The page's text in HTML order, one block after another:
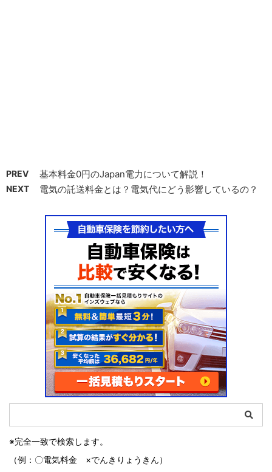
PREV 基本料金0円のJapan電力について解説！
NEXT 電気の託送料金とは？電気代にどう影響しているの？
※完全一致で検索します。
（例：〇電気料金 ×でんきりょうきん）